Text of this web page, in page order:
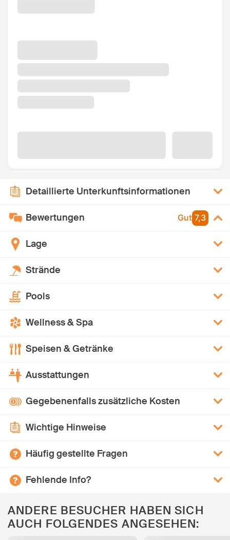
Detaillierte Unterkunftsinformationen
Bewertungen Gut 7,3
Lage
Strände
Pools
Wellness & Spa
Speisen & Getränke
Ausstattungen
Gegebenenfalls zusätzliche Kosten
Wichtige Hinweise
Häufig gestellte Fragen
Fehlende Info?
ANDERE BESUCHER HABEN SICH
AUCH FOLGENDES ANGESEHEN: